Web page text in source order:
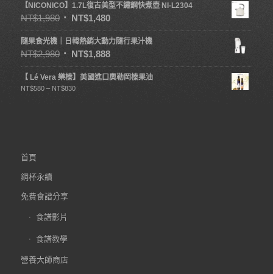
【NICONICO】1.7L復古美型不鏽鋼快煮壺 NI-L2304
NT$1,980 NT$1,480
隨果食光機｜日韓熱銷大動力隨行果汁機
NT$2,980 NT$1,888
【 Lé Vera 樂榛】美國進口奧勒岡榛果油
NT$580 – NT$830
首頁
鋼杯永續
免費食譜分享
食譜影片
食譜教學
營養大師商店